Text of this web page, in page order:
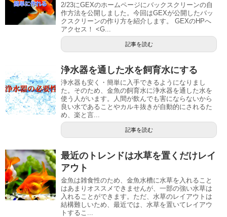
2/23にGEXのホームページにバックスクリーンの自
作方法を公開しました。今回はGEXが公開したバッ
クスクリーンの作り方を紹介します。 GEXのHPへ
アクセス！ <G...
記事を読む
浄水器を通した水を飼育水にする
浄水器も安く・簡単に入手できるようになりまし
た。そのため、金魚の飼育水に浄水器を通した水を
使う人がいます。人間が飲んでも害にならないから
良い水であることやカルキ抜きが自動的にされるた
め、楽と言...
記事を読む
最近のトレンドは水草を置くだけレイ
アウト
金魚は雑食性のため、金魚水槽に水草を入れること
はあまりオススメできませんが、一部の強い水草は
入れることができます。ただ、水草のレイアウトは
結構難しいため、最近では、水草を置いてレイアウ
トするこ...